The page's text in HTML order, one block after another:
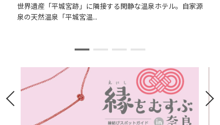
世界遺産「平城宮跡」に隣接する閑静な温泉ホテル。自家源
泉の天然温泉「平城宮温...
平城宮跡の近くにあるホテル。薬師寺や唐招提寺へは車で約5
分。客室は81室あり和室...
奈良で初となる世界的ブランドの高級ホテル、JWマリオッ
ト・ホテル奈良は、ラグジ...
平城宮跡まで徒歩圏内にあるホテル。２３０台の大型駐車場
があるので車での観光に...